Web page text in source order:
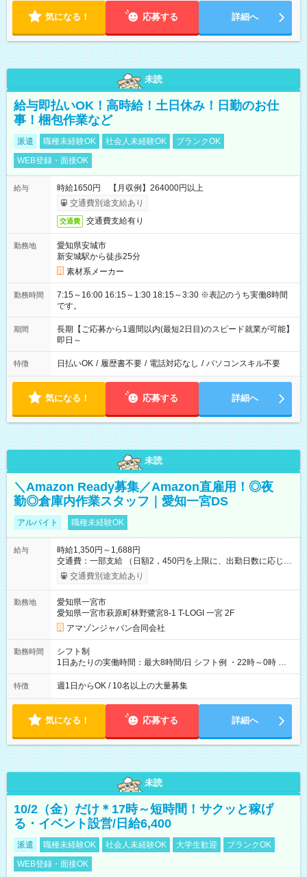
気になる！ 応募する 詳細へ
未読
給与即払いOK！高時給！土日休み！日勤のお仕
事！梱包作業など
派遣 職種未経験OK 社会人未経験OK
ブランクOK
WEB登録・面接OK
給与
時給1650円 【月収例】264000円以上
交通費別途支給あり
交通費 交通費支給有り
勤務地
愛知県安城市
新安城駅から徒歩25分
素材系メーカー
勤務時間
7:15～16:00 16:15～1:30 18:15～3:30 ※表記のうち実働8時間
です。
期間
長期【ご応募から1週間以内(最短2日目)のスピード就業が可能】
即日～
特徴 日払いOK / 履歴書不要 / 電話対応なし / パソコンスキル不要
気になる！ 応募する 詳細へ
未読
＼Amazon Ready募集／Amazon直雇用！◎夜
勤◎倉庫内作業スタッフ｜愛知一宮DS
アルバイト 職種未経験OK
給与
時給1,350円～1,688円
交通費：一部支給 （日額2，450円を上限に、出勤日数に応じて
実費支給） ※22:00～翌5:00までは時給25%UP！ ■給与前払い
制度あり ※前払い額の上限あり、手数料無料（Amazon負担）
交通費別途支給あり
勤務地
愛知県一宮市
愛知県一宮市萩原町林野鷺宮8-1 T-LOGI 一宮 2F
アマゾンジャパン合同会社
勤務時間
シフト制
1日あたりの実働時間：最大8時間/日 シフト例 ・22時～0時 入
社後、就業可能シフトをご確認の上、申請してください。
特徴 週1日からOK / 10名以上の大量募集
気になる！ 応募する 詳細へ
未読
10/2（金）だけ＊17時～短時間！サクッと稼げ
る・イベント設営/日給6,400
派遣 職種未経験OK 社会人未経験OK 大学生歓迎
ブランクOK
WEB登録・面接OK